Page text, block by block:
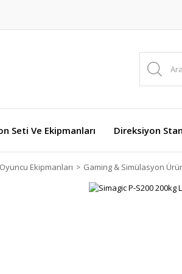
Seti Ve Ekipmanları Direksiyon
Oyuncu Ekipmanları Gaming & Simülasyon